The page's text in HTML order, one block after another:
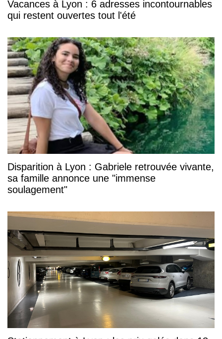
Vacances à Lyon : 6 adresses incontournables
qui restent ouvertes tout l'été
Disparition à Lyon : Gabriele retrouvée vivante,
sa famille annonce une "immense
soulagement"